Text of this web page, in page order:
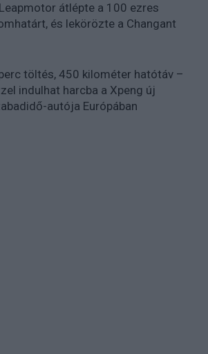
átlépte a 100 ezres
és lekörözte a Changant
töltés, 450 kilométer hatótáv –
indulhat harcba a Xpeng új
autója Európában